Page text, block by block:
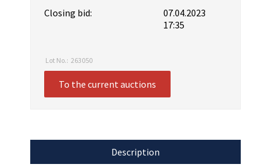
Closing bid:
07.04.2023
17:35
Lot No.: 263050
To the current auctions
Description